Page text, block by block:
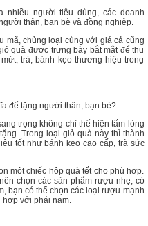
nhiều người tiêu dùng, các doanh
thân, bạn bè và đồng nghiệp.
mã, chủng loại cùng với giá cả cũng
quà được trưng bày bắt mắt để thu
trà, bánh kẹo thương hiệu trong
để tặng người thân, bạn bè?
trọng không chỉ thể hiện tấm lòng
Trong loại giỏ quà này thì thành
tốt như bánh kẹo cao cấp, trà sức
một chiếc hộp quà tết cho phù hợp.
chọn các sản phẩm rượu nhẹ, có
bạn có thể chọn các loại rượu mạnh
hợp với phái nam.